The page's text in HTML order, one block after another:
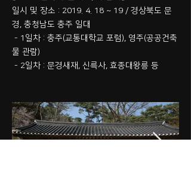
일시 및 장소 : 2019. 4. 18 ~ 19 / 경상북도 문
경, 충청남도 충주 일대
- 1일차 : 충주(교통대학교 포럼), 영주(공공건축
물 관람)
- 2일차 : 문경새재, 신륵사, 효종대왕릉 등